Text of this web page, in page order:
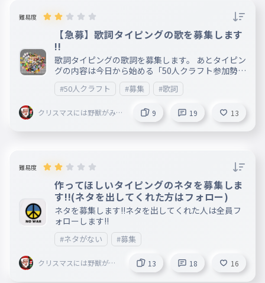
難易度
【急募】歌詞タイピングの歌を募集します
!!
歌詞タイピングの歌詞を募集します。 あとタイピン
グの内容は今日から始める「50人クラフト参加勢解
説タイピング」です。
#50人クラフト #募集 #歌詞
クリスマスには野獣がみん
9 19 13
難易度
作ってほしいタイピングのネタを募集しま
す!!(ネタを出してくれた方はフォロー)
ネタを募集します!!ネタを出してくれた人は全員フ
ォローします!!
#ネタがない #募集
クリスマスには野獣がみ
13 18 16